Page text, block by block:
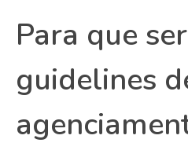
Para que
guidelines